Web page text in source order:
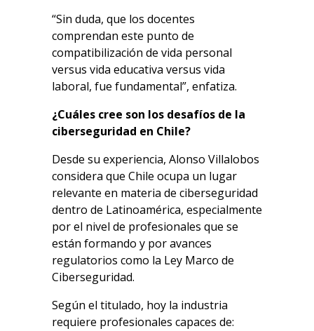
“Sin duda, que los docentes
comprendan este punto de
compatibilización de vida personal
versus vida educativa versus vida
laboral, fue fundamental”, enfatiza.
¿Cuáles cree son los desafíos de la
ciberseguridad en Chile?
Desde su experiencia, Alonso Villalobos
considera que Chile ocupa un lugar
relevante en materia de ciberseguridad
dentro de Latinoamérica, especialmente
por el nivel de profesionales que se
están formando y por avances
regulatorios como la Ley Marco de
Ciberseguridad.
Según el titulado, hoy la industria
requiere profesionales capaces de: